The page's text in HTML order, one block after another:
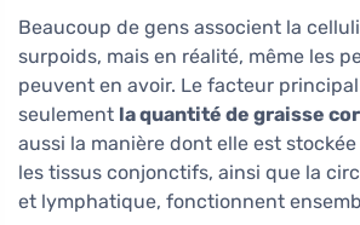
Beaucoup de gens associent la
surpoids, mais en réalité, même les
peuvent en avoir. Le facteur
seulement la quantité de graisse
aussi la manière dont elle est
les tissus conjonctifs, ainsi que la
et lymphatique, fonctionnent